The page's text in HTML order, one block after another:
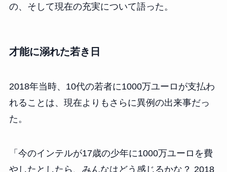
の、そして現在の充実について語った。
才能に溺れた若き日
2018年当時、10代の若者に1000万ユーロが支払わ
れることは、現在よりもさらに異例の出来事だっ
た。
「今のインテルが17歳の少年に1000万ユーロを費
やしたとしたら、みんなはどう感じるかな？ 2018